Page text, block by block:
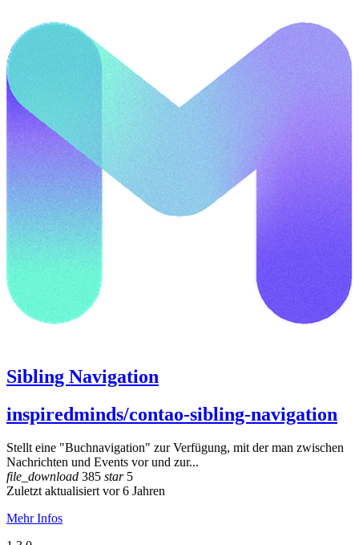
Sibling Navigation
inspiredminds/contao-sibling-navigation
Stellt eine "Buchnavigation" zur Verfügung, mit der man zwischen
Nachrichten und Events vor und zur...
file_download 385 star5
Zuletzt aktualisiert vor 6 Jahren
Mehr Infos